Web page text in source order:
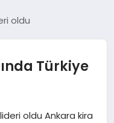
oldu
Türkiye
oldu Ankara kira